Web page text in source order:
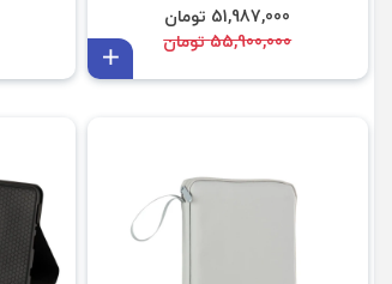
51,987,000 تومان
55,900,000 تومان